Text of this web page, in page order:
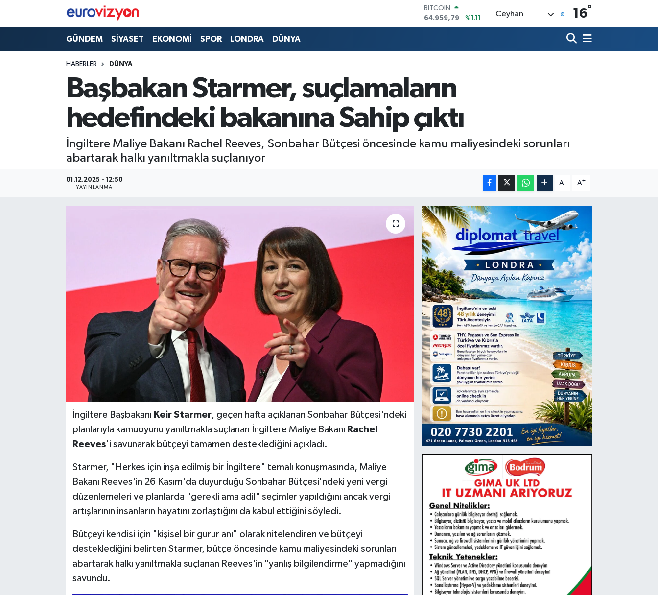
DOLAR
47,7436
%0.18
EURO
BİST100
13.779
%-14
BITCOIN
64.959,79
Ceyhan 16°
GÜNDEM SİYASET EKONOMİ SPOR LONDRA DÜNYA
HABERLER DÜNYA
Başbakan Starmer, suçlamaların
hedefindeki bakanına Sahip çıktı
İngiltere Maliye Bakanı Rachel Reeves, Sonbahar Bütçesi öncesinde kamu maliyesindeki sorunları
abartarak halkı yanıltmakla suçlanıyor
01.12.2025 - 12:50
YAYINLANMA
A- A+
İngiltere Başbakanı Keir Starmer, geçen hafta açıklanan Sonbahar Bütçesi'ndeki
planlarıyla kamuoyunu yanıltmakla suçlanan İngiltere Maliye Bakanı Rachel
Reeves'i savunarak bütçeyi tamamen desteklediğini açıkladı.
Starmer, "Herkes için inşa edilmiş bir İngiltere" temalı konuşmasında, Maliye
Bakanı Reeves'in 26 Kasım'da duyurduğu Sonbahar Bütçesi'ndeki yeni vergi
düzenlemeleri ve planlarda "gerekli ama adil" seçimler yapıldığını ancak vergi
artışlarının insanların hayatını zorlaştığını da kabul ettiğini söyledi.
Bütçeyi kendisi için "kişisel bir gurur anı" olarak nitelendiren ve bütçeyi
desteklediğini belirten Starmer, bütçe öncesinde kamu maliyesindeki sorunları
abartarak halkı yanıltmakla suçlanan Reeves'in "yanlış bilgilendirme" yapmadığını
savundu.